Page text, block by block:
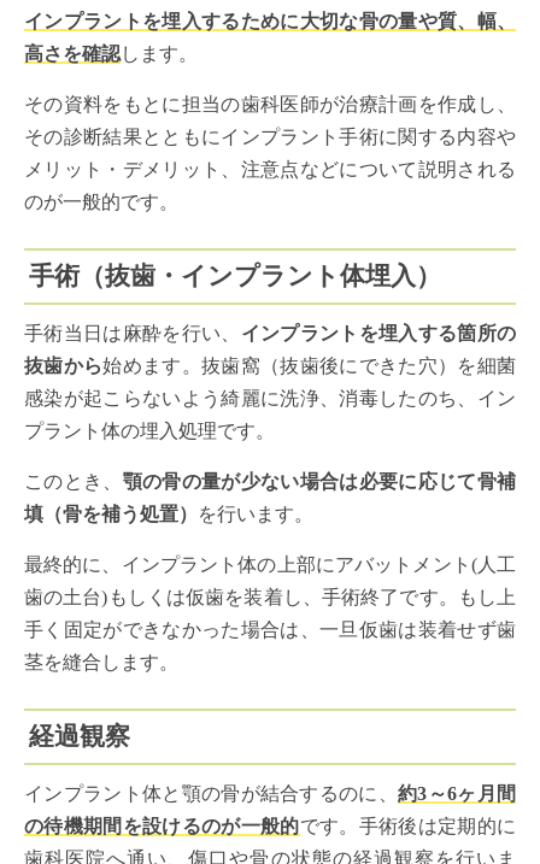
インプラントを埋入するために大切な骨の量や質、幅、
高さを確認します。
その資料をもとに担当の歯科医師が治療計画を作成し、
その診断結果とともにインプラント手術に関する内容や
メリット・デメリット、注意点などについて説明される
のが一般的です。
手術（抜歯・インプラント体埋入）
手術当日は麻酔を行い、 インプラントを埋入する箇所の
抜歯から始めます。抜歯窩（抜歯後にできた穴）を細菌
感染が起こらないよう綺麗に洗浄、消毒したのち、イン
プラント体の埋入処理です。
このとき、 顎の骨の量が少ない場合は必要に応じて骨補
填（骨を補う処置）
を行います。
最終的に、インプラント体の上部にアバットメント(人工
歯の土台)もしくは仮歯を装着し、手術終了です。もし上
手く固定ができなかった場合は、一旦仮歯は装着せず歯
茎を縫合します。
経過観察
インプラント体と顎の骨が結合するのに、約3～6ヶ月間
の待機期間を設けるのが一般的です。手術後は定期的に
歯科医院へ通い、傷口や骨の状態の経過観察を行いま